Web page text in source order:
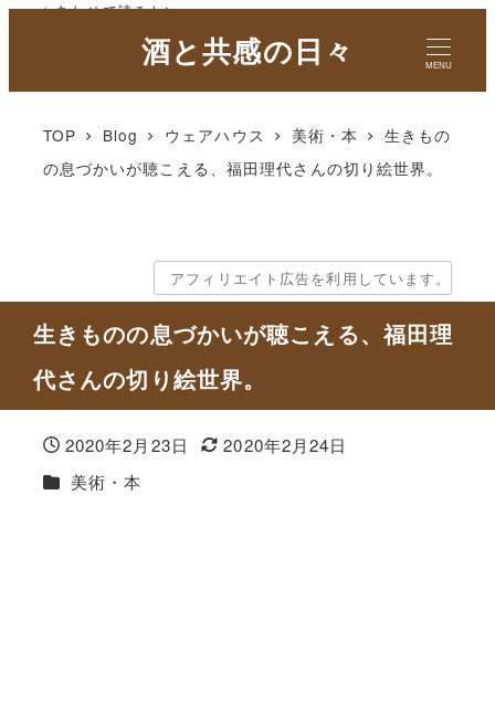
酒と共感の日々 MENU
TOP Blog ウェアハウス 美術・本
生きもの
の息づかいが聴こえる、福田理代さんの切り絵世界。
アフィリエイト広告を利用しています。
生きものの息づかいが聴こえる、福田理
代さんの切り絵世界。
2020年2月23日
2020年2月24日
カテゴリー
美術・本
✓ あわせて読みたい